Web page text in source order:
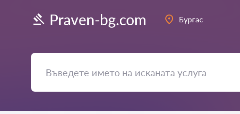
Praven-bg.com Бургас